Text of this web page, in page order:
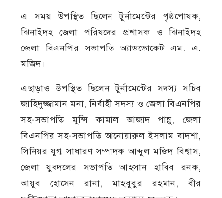
এ সময় উপস্থিত ছিলেন টুর্নামেন্টের পৃষ্ঠপোষক,
ঝিনাইদহ জেলা পরিষদের প্রশাসক ও ঝিনাইদহ
জেলা বিএনপির সভাপতি অ্যাডভোকেট এম. এ.
মজিদ।
এছাড়াও উপস্থিত ছিলেন টুর্নামেন্টের সদস্য সচিব
জাহিদুজ্জামান মনা, নির্বাহী সদস্য ও জেলা বিএনপির
সহ-সভাপতি মুন্সি কামাল আজাদ পান্নু, জেলা
বিএনপির সহ-সভাপতি আনোয়ারুল ইসলাম বাদশা,
সিনিয়র যুগ্ম সাধারণ সম্পাদক আব্দুল মজিদ বিশ্বাস,
জেলা যুবদলের সভাপতি আহসান হাবিব রনক,
আয়ুব হোসেন রানা, মাহবুবুর রহমান, বীর